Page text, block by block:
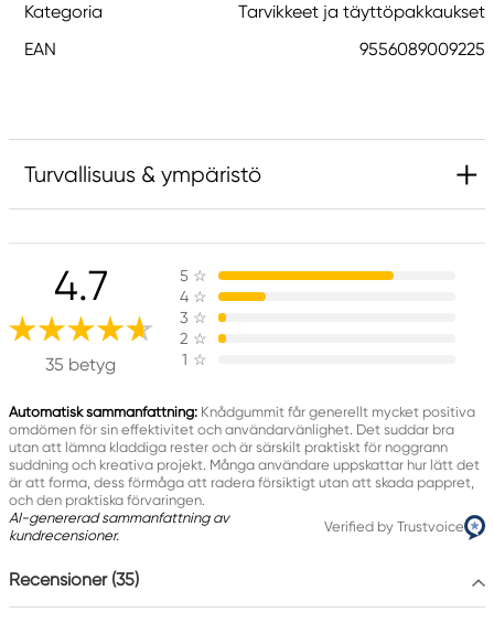
Kategoria
Tarvikkeet ja täyttöpakkaukset
EAN
9556089009225
Turvallisuus & ympäristö
Vastuullinen EU
Faber-Castell
Faber-Castell Ag
Nürnberger Straße 2
90546 Stein, Germany
+49 (0) 911 9965-0
4.7
35 betyg
5 ☆
4 ☆
3 ☆
2 ☆
1 ☆
Automatisk sammanfattning: Knådgummit får generellt mycket positiva
omdömen för sin effektivitet och användarvänlighet. Det suddar bra
utan att lämna kladdiga rester och är särskilt praktiskt för noggrann
suddning och kreativa projekt. Många användare uppskattar hur lätt det
är att forma, dess förmåga att radera försiktigt utan att skada pappret,
och den praktiska förvaringen.
AI-genererad sammanfattning av
kundrecensioner.
Verified by Trustvoice
Recensioner (35)